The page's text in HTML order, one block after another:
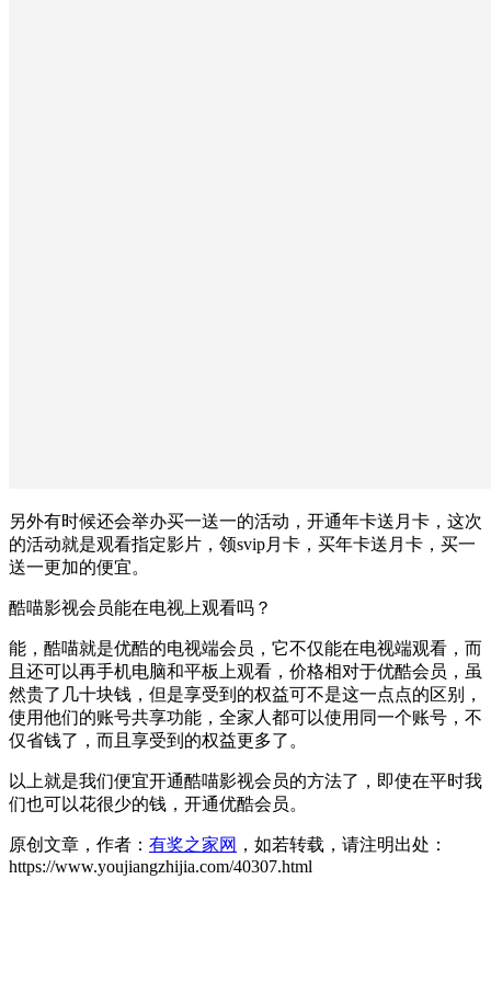
另外有时候还会举办买一送一的活动，开通年卡送月卡，这次
的活动就是观看指定影片，领svip月卡，买年卡送月卡，买一
送一更加的便宜。
酷喵影视会员能在电视上观看吗？
能，酷喵就是优酷的电视端会员，它不仅能在电视端观看，而
且还可以再手机电脑和平板上观看，价格相对于优酷会员，虽
然贵了几十块钱，但是享受到的权益可不是这一点点的区别，
使用他们的账号共享功能，全家人都可以使用同一个账号，不
仅省钱了，而且享受到的权益更多了。
以上就是我们便宜开通酷喵影视会员的方法了，即使在平时我
们也可以花很少的钱，开通优酷会员。
原创文章，作者： 有奖之家网 ，如若转载，请注明出处：
https://www.youjiangzhijia.com/40307.html